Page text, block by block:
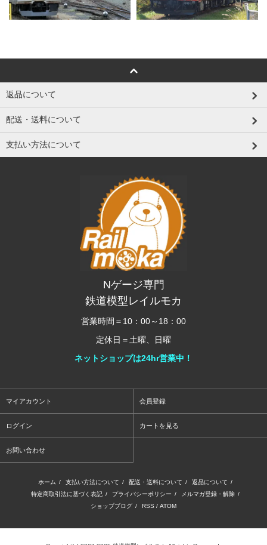
返品について
配送・送料について
支払い方法について
Nゲージ専門
鉄道模型レイルモカ
営業時間＝10：00～18：00
定休日＝土曜、日曜
ネットショップは24hr営業中！
マイアカウント 会員登録
ログイン カートを見る
お問い合わせ
ホーム / 支払い方法について / 配送・送料について / 返品について /
特定商取引法に基づく表記 / プライバシーポリシー / メルマガ登録・解除 /
ショップブログ / RSS / ATOM